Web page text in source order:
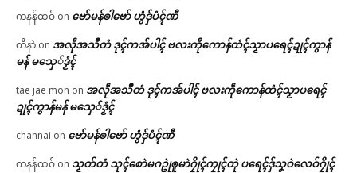
ကနန်ထဝ် on ဗော်မန်ၜါဗော် ဟွံဒှ်ပံၚ်ဏီ
တီနာဲ on အလဵုအသဳတံ ဒုၚ်ကအ်ပါၚ် ဗလးကဵုကောန်ထံၚ်သၟာပရေၚ်ဍုၚ်ကွာန်
မန် မသှေ်ဒၟံၚ်
tae jae mon on အလဵုအသဳတံ ဒုၚ်ကအ်ပါၚ် ဗလးကဵုကောန်ထံၚ်သၟာပရေၚ်
ဍုၚ်ကွာန်မန် မသှေ်ဒၟံၚ်
channai on ဗော်မန်ၜါဗော် ဟွံဒှ်ပံၚ်ဏီ
ကနန်ထဝ် on သၟတ်တံ သုၚ်စောဲမဂဥုဲၜူမာဲဂၠိုၚ်ကၠုၚ်တုဲ ပရေၚ်ဒှ်သၞဝဲလေဝ်ဂၠိုၚ်